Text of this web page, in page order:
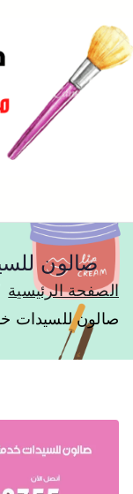
صالون
الصفحة الرئيسية
صالون للسيدات